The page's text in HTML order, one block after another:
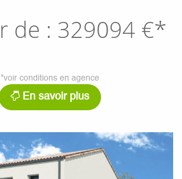
de : 329094 €*
*voir conditions en agence
En savoir plus